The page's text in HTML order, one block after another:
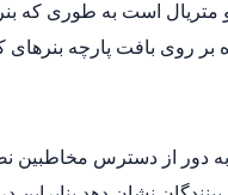
متریال است به طوری که
بر روی بافت پارچه
به دور از دسترس